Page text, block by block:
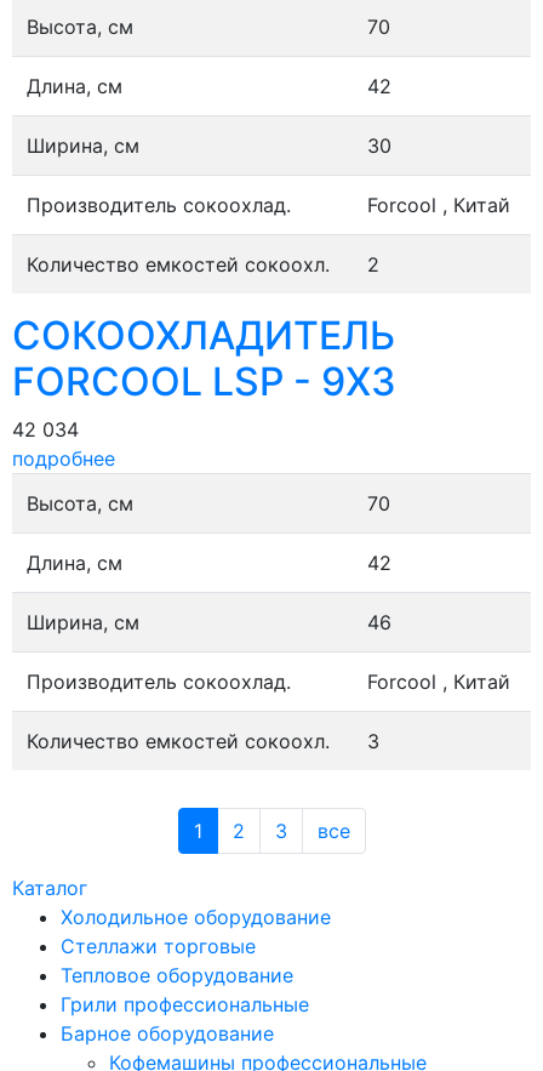
Высота, см
70
Длина, см 42
Ширина, см 30
Производитель сокоохлад. Forcool , Китай
Количество емкостей сокоохл. 2
СОКООХЛАДИТЕЛЬ
FORCOOL LSP - 9X3
42 034
подробнее
Высота, см
70
Длина, см 42
Ширина, см 46
Производитель сокоохлад. Forcool , Китай
Количество емкостей сокоохл. 3
1 2 3 все
Каталог
Холодильное оборудование
Стеллажи торговые
Тепловое оборудование
Грили профессиональные
Барное оборудование
Кофемашины профессиональные